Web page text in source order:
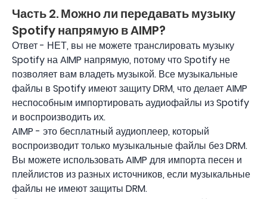
Часть 2. Можно ли передавать музыку
Spotify напрямую в AIMP?
Ответ - НЕТ, вы не можете транслировать музыку
Spotify на AIMP напрямую, потому что Spotify не
позволяет вам владеть музыкой. Все музыкальные
файлы в Spotify имеют защиту DRM, что делает AIMP
неспособным импортировать аудиофайлы из Spotify
и воспроизводить их.
AIMP - это бесплатный аудиоплеер, который
воспроизводит только музыкальные файлы без DRM.
Вы можете использовать AIMP для импорта песен и
плейлистов из разных источников, если музыкальные
файлы не имеют защиты DRM.